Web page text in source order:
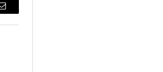
Email